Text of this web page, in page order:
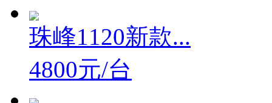
珠峰1120新款...
4800元/台